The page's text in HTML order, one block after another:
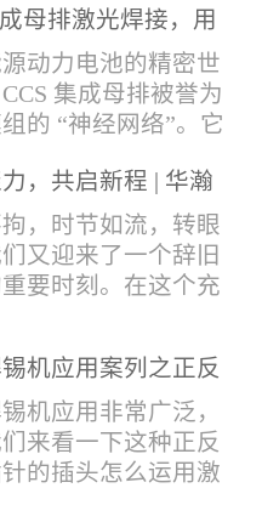
精密电子量产焊接
预制锡环焊接工艺预
接工艺，核心优势
锡料定量可控：锡
前卷绕/挤压成型，
环锡含量标准化，
性熔融，焊点大
高度统一...
火力全开，全力奔
点，用硬核产能响
求，用严苛品质回
客户信任。市场认
高效智能的生产优
缺陷的品控标准，我
激光焊接机持续斩
单，近两月产能全
紧凑，生产线有序
、性能检测到成品
母排激光焊接，用
艺守护新能源电池
动力电池的精密世
集成母排被誉为
的 “神经网络”。它
载着电压、温度信
采集，是连接电芯
电池管理系统的关键
连接这一切的，正
载，没有华丽的措
最朴实的工艺呈
户解决实实在在的
难题。决定电池安
米关卡”随着新能源
，共启新程 | 华瀚
盛典
，时节如流，转眼
又迎来了一个辞旧
要时刻。在这个充
回顾了过去一年的
煌，分享了成功的
对新的一年充满了
。回望过去，铭记
机应用案列之正反
焊接
机应用非常广泛，
来看一下这种正反
的插头怎么运用激